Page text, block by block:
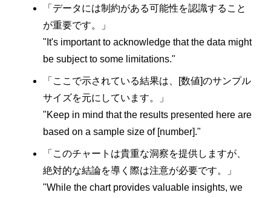
「データには制約がある可能性を認識すること
が重要です。」
"It's important to acknowledge that the data might
be subject to some limitations."
「ここで示されている結果は、[数値]のサンプル
サイズを元にしています。」
"Keep in mind that the results presented here are
based on a sample size of [number]."
「このチャートは貴重な洞察を提供しますが、
絶対的な結論を導く際は注意が必要です。」
"While the chart provides valuable insights, we